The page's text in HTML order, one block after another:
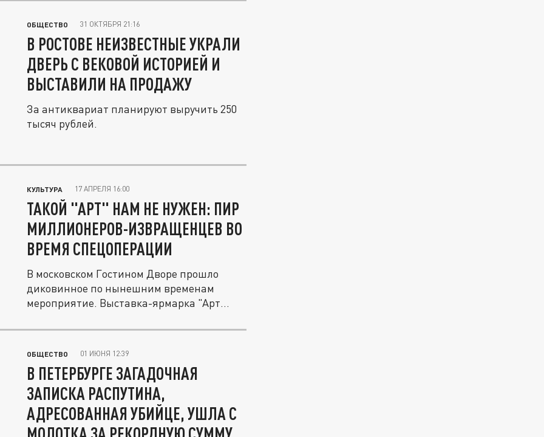
ОБЩЕСТВО 31 ОКТЯБРЯ 21:16
В РОСТОВЕ НЕИЗВЕСТНЫЕ УКРАЛИ
ДВЕРЬ С ВЕКОВОЙ ИСТОРИЕЙ И
ВЫСТАВИЛИ НА ПРОДАЖУ
За антиквариат планируют выручить 250
тысяч рублей.
КУЛЬТУРА 17 АПРЕЛЯ 16:00
ТАКОЙ "АРТ" НАМ НЕ НУЖЕН: ПИР
МИЛЛИОНЕРОВ-ИЗВРАЩЕНЦЕВ ВО
ВРЕМЯ СПЕЦОПЕРАЦИИ
В московском Гостином Дворе прошло
диковинное по нынешним временам
мероприятие. Выставка-ярмарка "Арт
ОБЩЕСТВО 01 ИЮНЯ 12:39
В ПЕТЕРБУРГЕ ЗАГАДОЧНАЯ
ЗАПИСКА РАСПУТИНА,
АДРЕСОВАННАЯ УБИЙЦЕ, УШЛА С